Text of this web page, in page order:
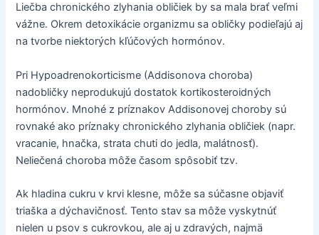
Liečba chronického zlyhania obličiek by sa mala brať veľmi
vážne. Okrem detoxikácie organizmu sa obličky podieľajú aj
na tvorbe niektorých kľúčových hormónov.
Pri Hypoadrenokorticisme (Addisonova choroba)
nadobličky neprodukujú dostatok kortikosteroidných
hormónov. Mnohé z príznakov Addisonovej choroby sú
rovnaké ako príznaky chronického zlyhania obličiek (napr.
vracanie, hnačka, strata chuti do jedla, malátnosť).
Neliečená choroba môže časom spôsobiť tzv.
Ak hladina cukru v krvi klesne, môže sa súčasne objaviť
triaška a dýchavičnosť. Tento stav sa môže vyskytnúť
nielen u psov s cukrovkou, ale aj u zdravých, najmä